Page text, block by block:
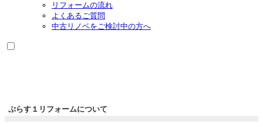
リフォームの流れ
よくあるご質問
中古リノベをご検討中の方へ
ぷらす１リフォームについて